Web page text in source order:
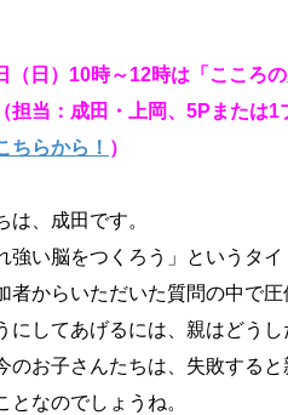
（日）10時～12時は「こころ
担当：成田・上岡、5Pまたは
ちらから！ ）
は、成田です。
強い脳をつくろう」というタ
者からいただいた質問の中で
にしてあげるには、親はどう
のお子さんたちは、失敗する
となのでしょうね。